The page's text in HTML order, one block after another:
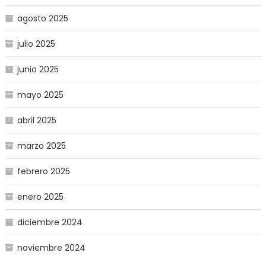
agosto 2025
julio 2025
junio 2025
mayo 2025
abril 2025
marzo 2025
febrero 2025
enero 2025
diciembre 2024
noviembre 2024